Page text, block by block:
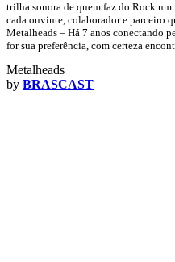
trilha sonora de quem faz do Rock
cada ouvinte, colaborador e parceiro
Metalheads – Há 7 anos conectando
for sua preferência, com certeza
Metalheads
by BRASCAST